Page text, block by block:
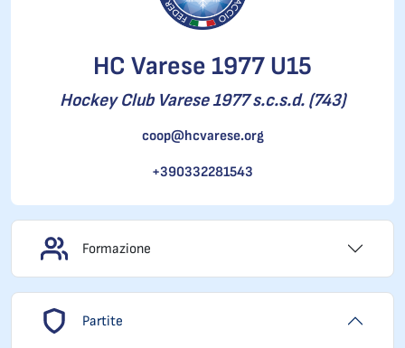
HC Varese 1977 U15
Hockey Club Varese 1977 s.c.s.d. (743)
coop@hcvarese.org
+390332281543
Formazione
Partite